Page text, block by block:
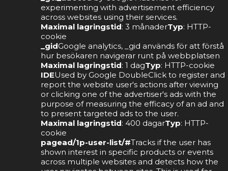
experimenting with advertisement efficiency
across websites using their services.
Maximal lagringstid: 3 månaderTyp: HTTP-
cookie
_gidGoogle analytics, _gid används för att förstå
hur besökaren navigerar runt på webbplatsen
Maximal lagringstid: 1 dagTyp: HTTP-cookie
IDEUsed by Google DoubleClick to register and
report the website user's actions after viewing
or clicking one of the advertiser's ads with the
purpose of measuring the efficacy of an ad and
to present targeted ads to the user.
Maximal lagringstid: 400 dagarTyp: HTTP-
cookie
pagead/1p-user-list/#Tracks if the user has
shown interest in specific products or events
across multiple websites and detects how the